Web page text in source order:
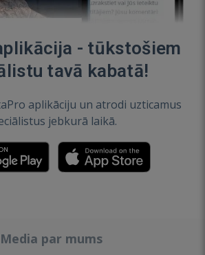
- tūkstošiem
tavā kabatā!
aplikāciju un atrodi uzticamus
jebkurā laikā.
Media par mums